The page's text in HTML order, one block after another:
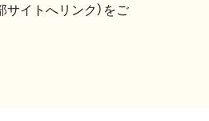
サイトへリンク）をご